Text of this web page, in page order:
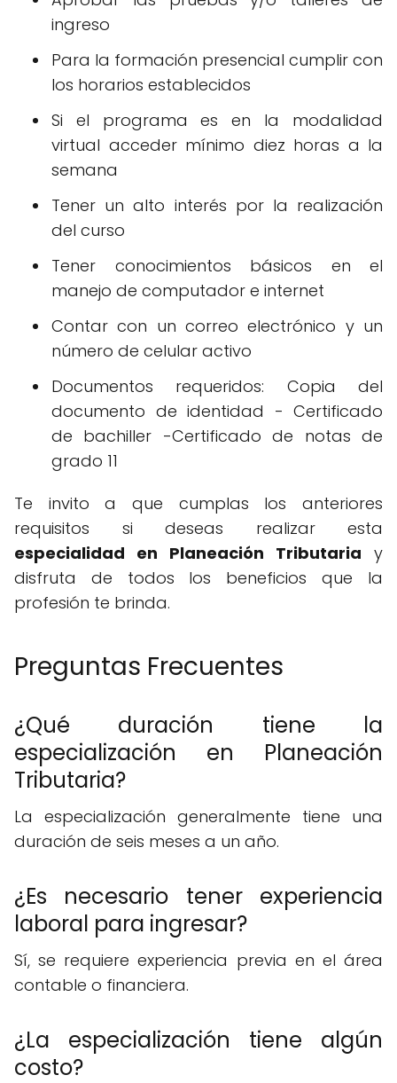
ingreso
Para la formación presencial cumplir con
los horarios establecidos
Si el programa es en la modalidad
virtual acceder mínimo diez horas a la
semana
Tener un alto interés por la realización
del curso
Tener conocimientos básicos en el
manejo de computador e internet
Contar con un correo electrónico y un
número de celular activo
Documentos requeridos: Copia del
documento de identidad - Certificado
de bachiller -Certificado de notas de
grado 11
Te invito a que cumplas los anteriores
requisitos si deseas realizar esta
especialidad en Planeación Tributaria y
disfruta de todos los beneficios que la
profesión te brinda.
Preguntas Frecuentes
¿Qué duración tiene la
especialización en Planeación
Tributaria?
La especialización generalmente tiene una
duración de seis meses a un año.
¿Es necesario tener experiencia
laboral para ingresar?
Sí, se requiere experiencia previa en el área
contable o financiera.
¿La especialización tiene algún
costo?